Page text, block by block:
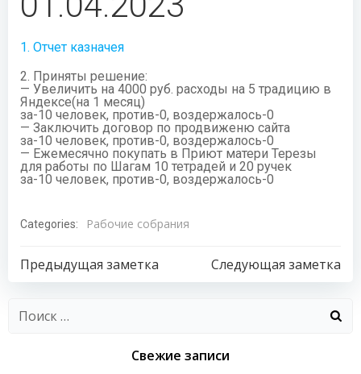
1. Отчет казначея
2. Приняты решение:
— Увеличить на 4000 руб. расходы на 5 традицию в
Яндексе(на 1 месяц)
за-10 человек, против-0, воздержалось-0
— Заключить договор по продвиженю сайта
за-10 человек, против-0, воздержалось-0
— Ежемесячно покупать в Приют матери Терезы
для работы по Шагам 10 тетрадей и 20 ручек
за-10 человек, против-0, воздержалось-0
Categories: Рабочие собрания
Навигация
по
записям
Предыдущая заметка
Навигация
записям
Следующая заметка
Свежие записи